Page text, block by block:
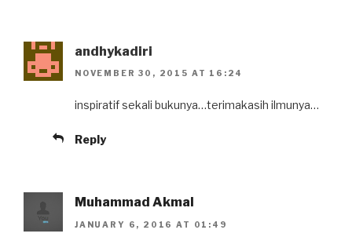
andhykadiri
NOVEMBER 30, 2015 AT 16:24
inspiratif sekali bukunya…terimakasih ilmunya…
Reply
Muhammad Akmal
JANUARY 6, 2016 AT 01:49